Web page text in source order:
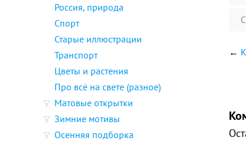
Россия, природа
Спорт
Старые иллюстрации
Транспорт
Цветы и растения
Про всё на свете (разное)
Матовые открытки
Зимние мотивы
Осенняя подборка
←